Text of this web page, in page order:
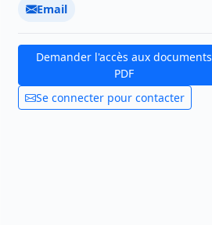
Email
Demander l'accès aux documents
PDF
Se connecter pour contacter